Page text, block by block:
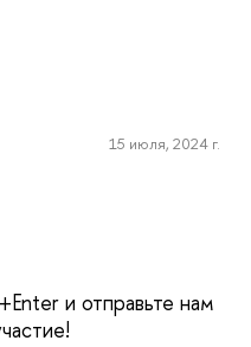
15 июля, 2024 г.
и отправьте нам